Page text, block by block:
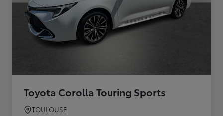
Toyota Corolla Touring Sports
TOULOUSE